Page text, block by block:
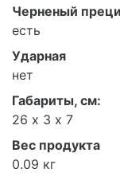
Черненый
есть
Ударная
нет
Габариты, см:
26 х 3 х 7
Вес продукта
0.09 кг